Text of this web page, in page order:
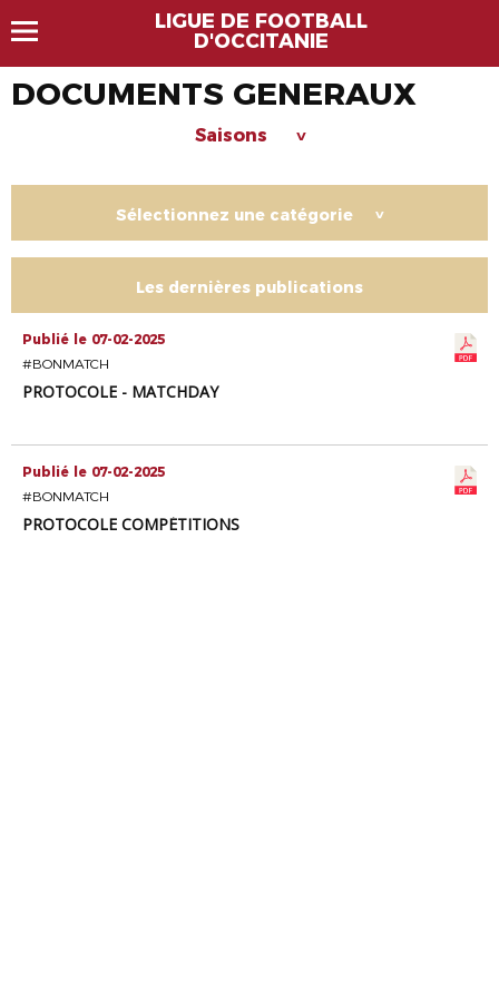
LIGUE DE FOOTBALL
D'OCCITANIE
DOCUMENTS GENERAUX
Saisons >
Sélectionnez une catégorie >
Les dernières publications
Publié le 07-02-2025
#BONMATCH
PROTOCOLE - MATCHDAY
Publié le 07-02-2025
#BONMATCH
PROTOCOLE COMPÉTITIONS